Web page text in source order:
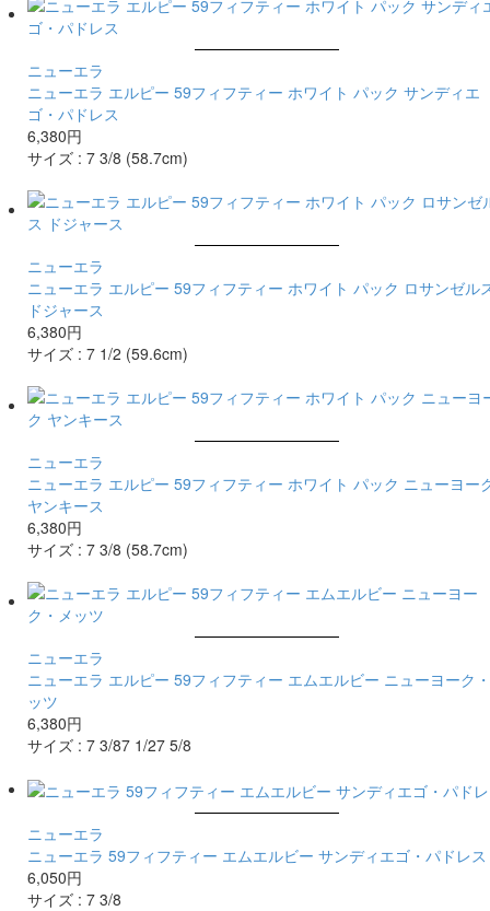
ニューエラ
ニューエラ エルピー 59フィフティー ホワイト パック サンディエ
ゴ・パドレス
6,380円
サイズ : 7 3/8 (58.7cm)
ニューエラ
ニューエラ エルピー 59フィフティー ホワイト パック ロサンゼル
ドジャース
6,380円
サイズ : 7 1/2 (59.6cm)
ニューエラ
ニューエラ エルピー 59フィフティー ホワイト パック ニューヨー
ヤンキース
6,380円
サイズ : 7 3/8 (58.7cm)
ニューエラ
ニューエラ エルピー 59フィフティー エムエルビー ニューヨーク
ッツ
6,380円
サイズ : 7 3/87 1/27 5/8
ニューエラ
ニューエラ 59フィフティー エムエルビー サンディエゴ・パドレス
6,050円
サイズ : 7 3/8